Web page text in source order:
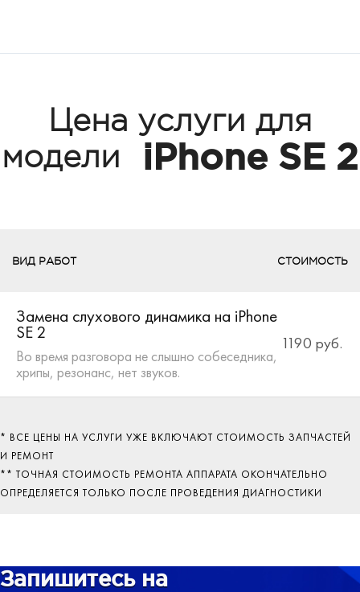
Цена услуги для
модели
iPhone SE 2
ВИД РАБОТ СТОИМОСТЬ
Замена слухового динамика на iPhone
SE 2
Во время разговора не слышно собеседника,
хрипы, резонанс, нет звуков.
1190 руб.
* ВСЕ ЦЕНЫ НА УСЛУГИ УЖЕ ВКЛЮЧАЮТ СТОИМОСТЬ ЗАПЧАСТЕЙ
И РЕМОНТ
** ТОЧНАЯ СТОИМОСТЬ РЕМОНТА АППАРАТА ОКОНЧАТЕЛЬНО
ОПРЕДЕЛЯЕТСЯ ТОЛЬКО ПОСЛЕ ПРОВЕДЕНИЯ ДИАГНОСТИКИ
Запишитесь на